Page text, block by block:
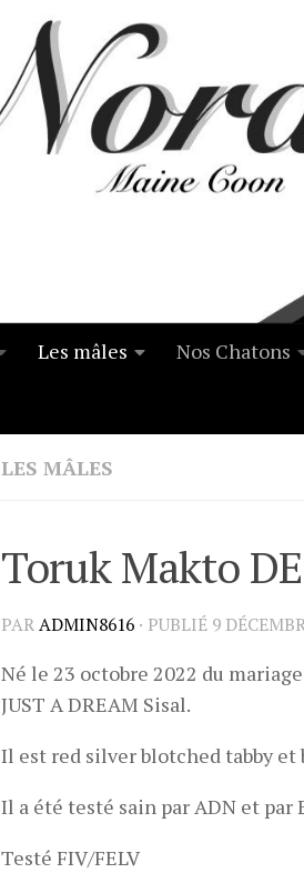
Les mâles Nos Chatons
LES MÂLES
Toruk Makto
PARADMIN8616 · PUBLIÉ 9
Né le 23 octobre 2022 du
JUST A DREAM Sisal.
Il est red silver blotched tabby et
Il a été testé sain par ADN et par
Testé FIV/FELV